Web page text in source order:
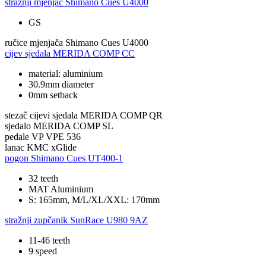
stražnji mjenjač Shimano Cues U4000
GS
ručice mjenjača Shimano Cues U4000
cijev sjedala MERIDA COMP CC
material: aluminium
30.9mm diameter
0mm setback
stezač cijevi sjedala MERIDA COMP QR
sjedalo MERIDA COMP SL
pedale VP VPE 536
lanac KMC xGlide
pogon Shimano Cues UT400-1
32 teeth
MAT Aluminium
S: 165mm, M/L/XL/XXL: 170mm
stražnji zupčanik SunRace U980 9AZ
11-46 teeth
9 speed